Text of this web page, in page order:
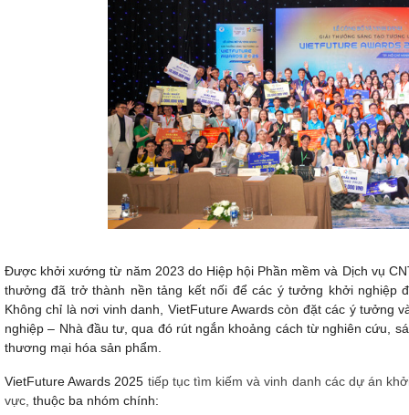
Được khởi xướng từ năm 2023 do Hiệp hội Phần mềm và Dịch vụ
thưởng đã trở thành nền tảng kết nối để các ý tưởng khởi nghiệp
Không chỉ là nơi vinh danh, VietFuture Awards còn đặt các ý tưởng
nghiệp – Nhà đầu tư, qua đó rút ngắn khoảng cách từ nghiên cứu,
thương mại hóa sản phẩm.
VietFuture Awards 2025 tiếp tục tìm kiếm và vinh danh các dự án
vực, thuộc ba nhóm chính: